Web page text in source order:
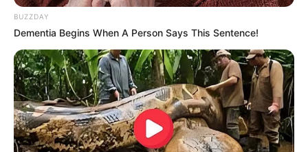
BUZZDAY
Dementia Begins When A Person Says This Sentence!